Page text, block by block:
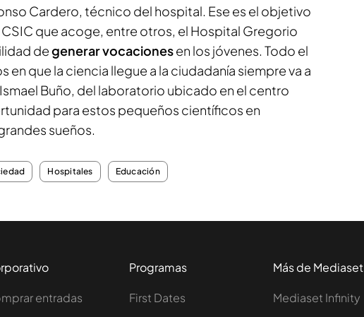
Cardero, técnico del hospital. Ese es el objetivo
que acoge, entre otros, el Hospital Gregorio
degenerar vocacionesen los jóvenes. Todo el
en que la ciencia llegue a la ciudadanía siempre va a
Buño, del laboratorio ubicado en el centro
para estos pequeños científicos en
sueños.
Hospitales Educación
entradas
Programas
First Dates
Más de Mediaset
Mediaset Infinity